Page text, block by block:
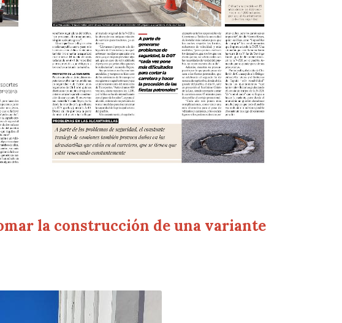
la construcción de una variante